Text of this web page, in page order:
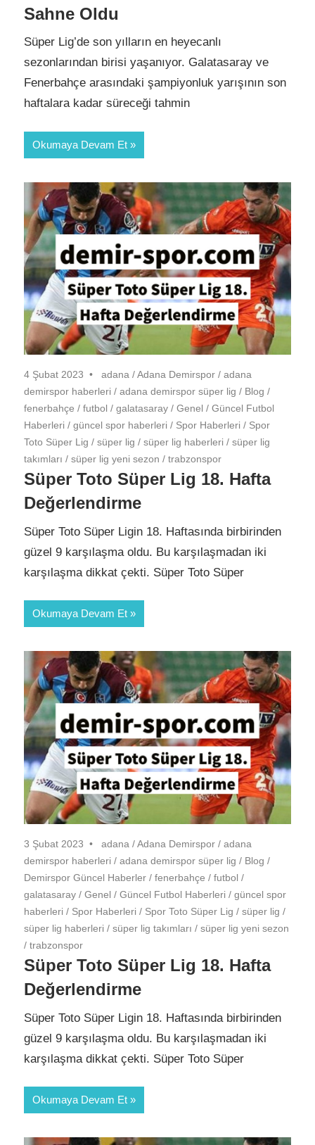
Sahne Oldu
Süper Lig’de son yılların en heyecanlı
sezonlarından birisi yaşanıyor. Galatasaray ve
Fenerbahçe arasındaki şampiyonluk yarışının son
haftalara kadar süreceği tahmin
Okumaya Devam Et
4 Şubat 2023 adana /Adana Demirspor / adana
demirspor haberleri / adana demirspor süper lig / Blog /
fenerbahçe / futbol / galatasaray / Genel / Güncel Futbol
Haberleri / güncel spor haberleri / Spor Haberleri / Spor
Toto Süper Lig / süper lig / süper lig haberleri / süper lig
takımları / süper lig yeni sezon / trabzonspor
Süper Toto Süper Lig 18. Hafta
Değerlendirme
Süper Toto Süper Ligin 18. Haftasında birbirinden
güzel 9 karşılaşma oldu. Bu karşılaşmadan iki
karşılaşma dikkat çekti. Süper Toto Süper
Okumaya Devam Et
3 Şubat 2023 adana /Adana Demirspor / adana
demirspor haberleri / adana demirspor süper lig / Blog /
Demirspor Güncel Haberler / fenerbahçe / futbol /
galatasaray / Genel / Güncel Futbol Haberleri / güncel spor
haberleri / Spor Haberleri / Spor Toto Süper Lig / süper lig /
süper lig haberleri / süper lig takımları / süper lig yeni sezon
/ trabzonspor
Süper Toto Süper Lig 18. Hafta
Değerlendirme
Süper Toto Süper Ligin 18. Haftasında birbirinden
güzel 9 karşılaşma oldu. Bu karşılaşmadan iki
karşılaşma dikkat çekti. Süper Toto Süper
Okumaya Devam Et